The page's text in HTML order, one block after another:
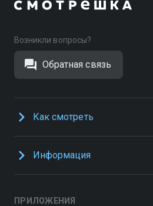
Возникли вопросы?
Обратная связь
Как смотреть
Информация
ПРИЛОЖЕНИЯ